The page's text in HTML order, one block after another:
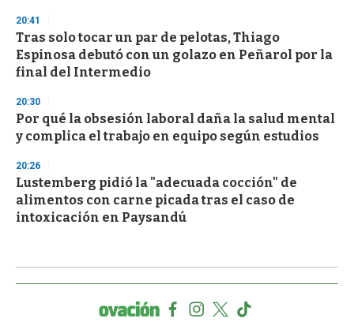
20:41
Tras solo tocar un par de pelotas, Thiago
Espinosa debutó con un golazo en Peñarol por la
final del Intermedio
20:30
Por qué la obsesión laboral daña la salud mental
y complica el trabajo en equipo según estudios
20:26
Lustemberg pidió la "adecuada cocción" de
alimentos con carne picada tras el caso de
intoxicación en Paysandú